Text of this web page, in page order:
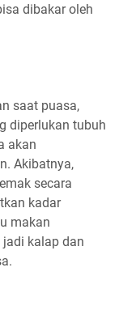
dibakar oleh
saat puasa,
diperlukan tubuh
akan
Akibatnya,
secara
kadar
makan
kalap dan